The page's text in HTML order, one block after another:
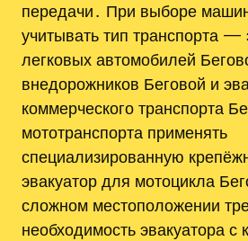
передачи․ При выборе
учитывать тип транспорта —
легковых автомобилей
внедорожников Беговой и
коммерческого транспорта
мототранспорта применять
специализированную
эвакуатор для мотоцикла
сложном местоположении
необходимость эвакуатора с